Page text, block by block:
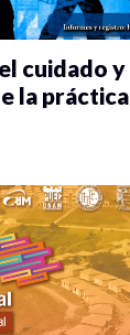
cuidado y
la